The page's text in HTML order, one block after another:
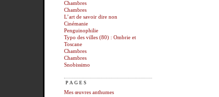
Chambres
Chambres
L’art de savoir dire non
Cinémanie
Penguinophilie
Typo des villes (80) : Ombrie et
Toscane
Chambres
Chambres
Snobissimo
PAGES
Mes œuvres anthumes